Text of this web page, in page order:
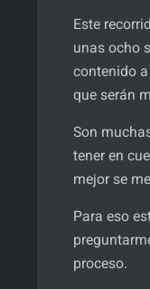
Este
unas ocho
contenido
que serán
Son
tener en
mejor se
Para eso
proceso.